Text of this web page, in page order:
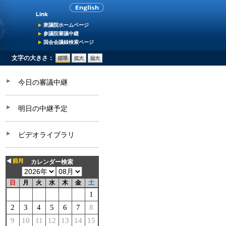
衆議院ホームページ
参議院審議中継
国会会議録検索ページ
文字の大きさ：
今日の審議中継
明日の中継予定
ビデオライブラリ
カレンダー検索
日 月 火 水 木 金 土
1
2
3 4 5 6 7
8
9
10 11 12 13 14
15